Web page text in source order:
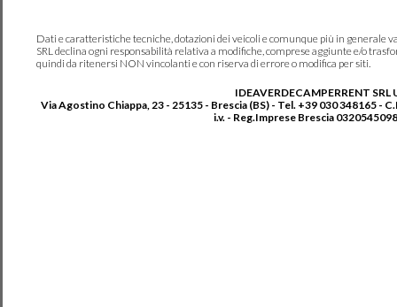
Dati e caratteristiche tecniche, dotazioni dei veicoli e comunque più in generale
SRL declina ogni responsabilità relativa a modifiche, comprese aggiunte e/o
quindi da ritenersi NON vincolanti e con riserva di errore o modifica per siti.
IDEAVERDECAMPERRENT SRL
Via Agostino Chiappa, 23 - 25135 - Brescia (BS) - Tel. +39 030 348165 -
i.v. - Reg.Imprese Brescia